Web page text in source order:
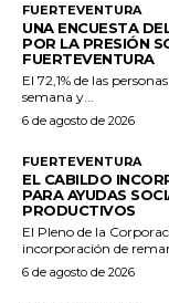
FUERTEVENTURA
UNA ENCUESTA
POR LA PRESIÓN
FUERTEVENTURA
El 72,1% de las
semana y...
6 de agosto de 2026
FUERTEVENTURA
EL CABILDO
PARA AYUDAS
PRODUCTIVOS
El Pleno de la
incorporación de
6 de agosto de 2026